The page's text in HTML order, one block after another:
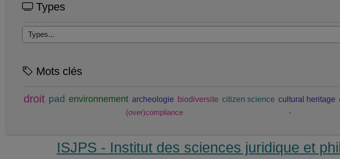
Types
Mots clés
droit pad environnement archeologie biodiversite citizen science cultural heritage
(over)compliance
-
ISJPS - Institut des sciences juridique et